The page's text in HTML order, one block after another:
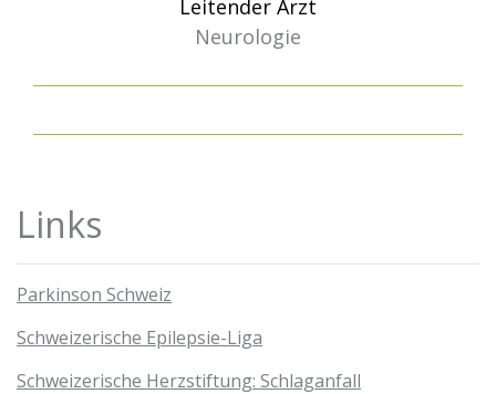
Leitender Arzt
Neurologie
Links
Parkinson Schweiz
Schweizerische Epilepsie-Liga
Schweizerische Herzstiftung: Schlaganfall